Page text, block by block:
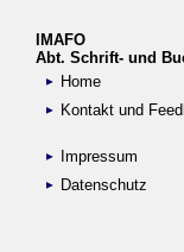
IMAFO
Abt. Schrift- und
Home
Kontakt und
Impressum
Datenschutz